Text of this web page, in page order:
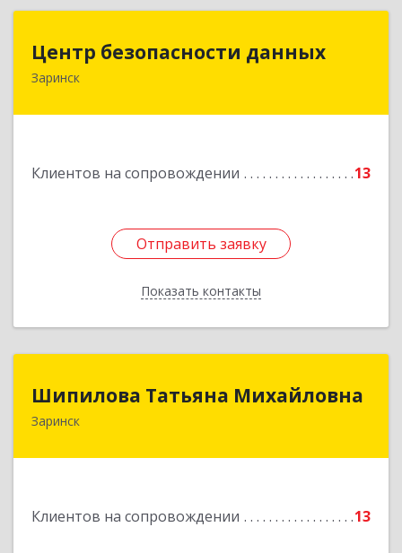
Центр безопасности данных
Заринск
Клиентов на сопровождении 13
Отправить заявку
Показать контакты
Центр безопасности данных
659100, Алтайский край, Заринск г, Таратынова
Отправить заявку
Назад
Шипилова Татьяна Михайловна
Заринск
Клиентов на сопровождении 13
Шипилова Татьяна Михайловна